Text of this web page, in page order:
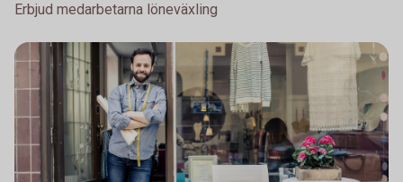
Erbjud medarbetarna löneväxling